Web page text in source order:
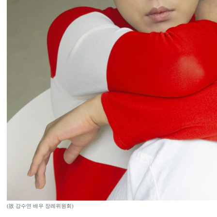
(故 강수연 배우 장례위원회)